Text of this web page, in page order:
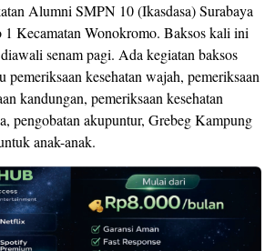
Alumni SMPN 10 (Ikasdasa) Surabaya
Kecamatan Wonokromo. Baksos kali ini
senam pagi. Ada kegiatan baksos
kesehatan wajah, pemeriksaan
kandungan, pemeriksaan kesehatan
pengobatan akupuntur, Grebeg Kampung
anak-anak.